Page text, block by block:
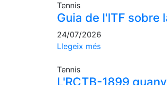
Tennis
Guia de l'ITF
24/07/2026
Llegeix més
Tennis
L'RCTB-1899